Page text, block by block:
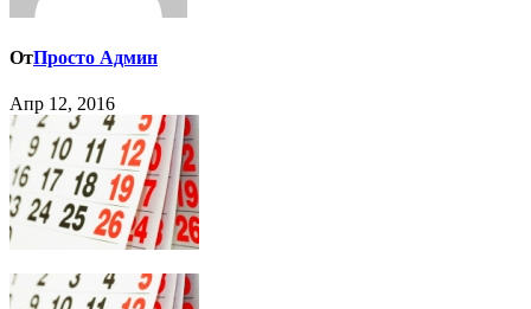
ОтПросто Админ
Апр 12, 2016